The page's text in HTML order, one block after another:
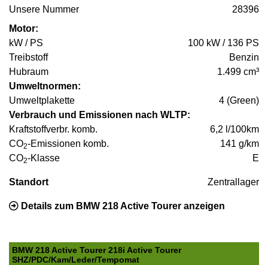
Unsere Nummer
28396
Motor:
kW / PS
100 kW / 136 PS
Treibstoff
Benzin
Hubraum
1.499 cm³
Umweltnormen:
Umweltplakette
4 (Green)
Verbrauch und Emissionen nach WLTP:
Kraftstoffverbr. komb.
6,2 l/100km
CO2-Emissionen komb.
141 g/km
CO2-Klasse E
Standort Zentrallager
Details zum BMW 218 Active Tourer anzeigen
BMW 218 Active Tourer 218i Active Tourer
SHZ/PDC/Kam/Leder/Tempomat